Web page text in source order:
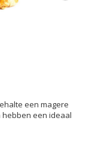
een magere
een ideaal